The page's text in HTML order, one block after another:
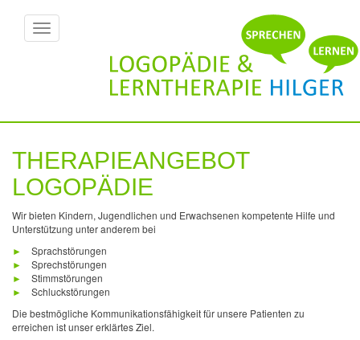
Toggle
navigation
THERAPIEANGEBOT
LOGOPÄDIE
Wir bieten Kindern, Jugendlichen und Erwachsenen kompetente Hilfe und
Unterstützung unter anderem bei
►
Sprachstörungen
►
Sprechstörungen
►
Stimmstörungen
►
Schluck­störungen
Die bestmögliche Kommunikations­fähigkeit für unsere Patienten zu
erreichen ist unser erklärtes Ziel.